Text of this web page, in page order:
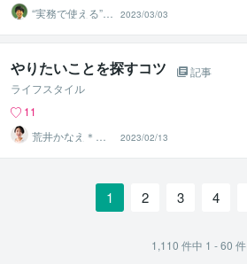
“実務で使える”改
善パートナー／
かめきち
2023/03/03
やりたいことを探すコツ
記事
ライフスタイル
11
荒井かなえ＊コ
ーチング
2023/02/13
1 2 3 4
1,110 件中 1 - 60 件